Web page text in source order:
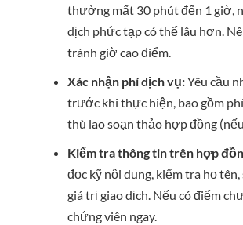
thường mất 30 phút đến 1 giờ,
dịch phức tạp có thể lâu hơn.
tránh giờ cao điểm.
Xác nhận phí dịch vụ:Yêu cầu
trước khi thực hiện, bao gồm
thù lao soạn thảo hợp đồng (nếu
Kiểm tra thông tin trên hợp
đọc kỹ nội dung, kiểm tra họ tên,
giá trị giao dịch. Nếu có điểm
chứng viên ngay.